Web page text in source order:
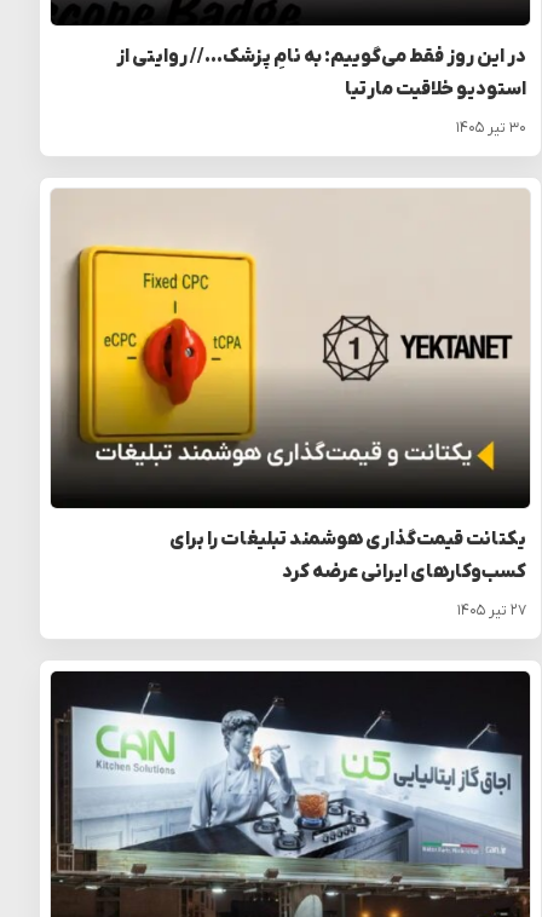
در این روز فقط می‌گوییم: به نامِ پزشک… // روایتی از
استودیو خلاقیت مارتیا
۳۰ تیر ۱۴۰۵
یکتانت قیمت‌گذاری هوشمند تبلیغات را برای
کسب‌وکارهای ایرانی عرضه کرد
۲۷ تیر ۱۴۰۵